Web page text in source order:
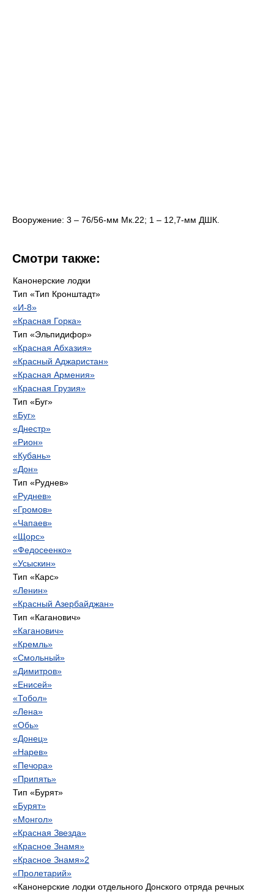
Вооружение: 3 – 76/56-мм Мк.22; 1 – 12,7-мм ДШК.
Смотри также:
Канонерские лодки
Тип «Тип Кронштадт»
«И-8»
«Красная Горка»
Тип «Эльпидифор»
«Красная Абхазия»
«Красный Аджаристан»
«Красная Армения»
«Красная Грузия»
Тип «Буг»
«Буг»
«Днестр»
«Рион»
«Кубань»
«Дон»
Тип «Руднев»
«Руднев»
«Громов»
«Чапаев»
«Щорс»
«Федосеенко»
«Усыскин»
Тип «Карс»
«Ленин»
«Красный Азербайджан»
Тип «Каганович»
«Каганович»
«Кремль»
«Смольный»
«Димитров»
«Енисей»
«Тобол»
«Лена»
«Обь»
«Донец»
«Нарев»
«Печора»
«Припять»
Тип «Бурят»
«Бурят»
«Монгол»
«Красная Звезда»
«Красное Знамя»
«Красное Знамя»2
«Пролетарий»
«Канонерские лодки отдельного Донского отряда речных